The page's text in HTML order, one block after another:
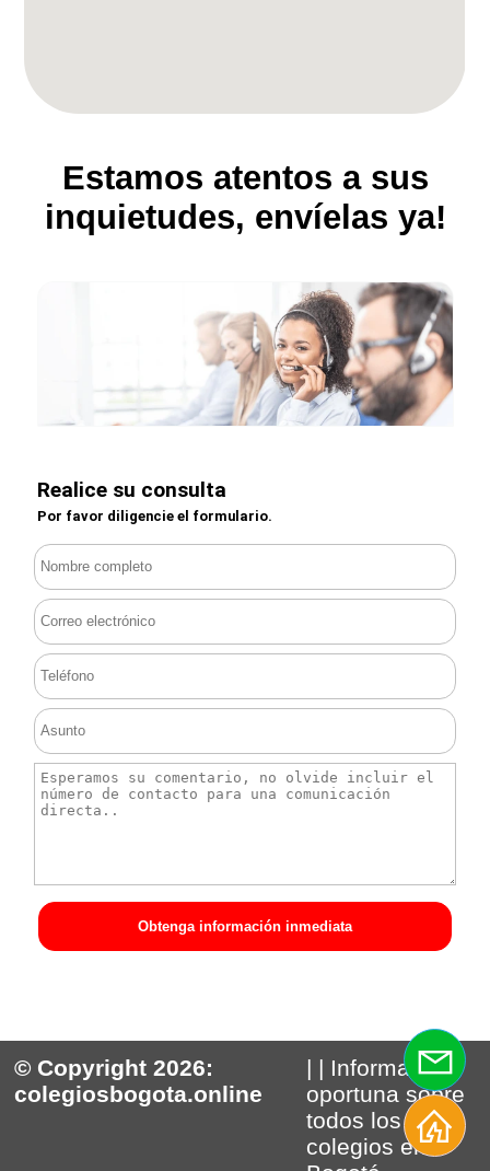
Estamos atentos a sus
inquietudes, envíelas ya!
Realice su consulta
Por favor diligencie el formulario.
Obtenga información inmediata
© Copyright 2026:
colegiosbogota.online
| | Información
oportuna sobre
todos los
colegios en